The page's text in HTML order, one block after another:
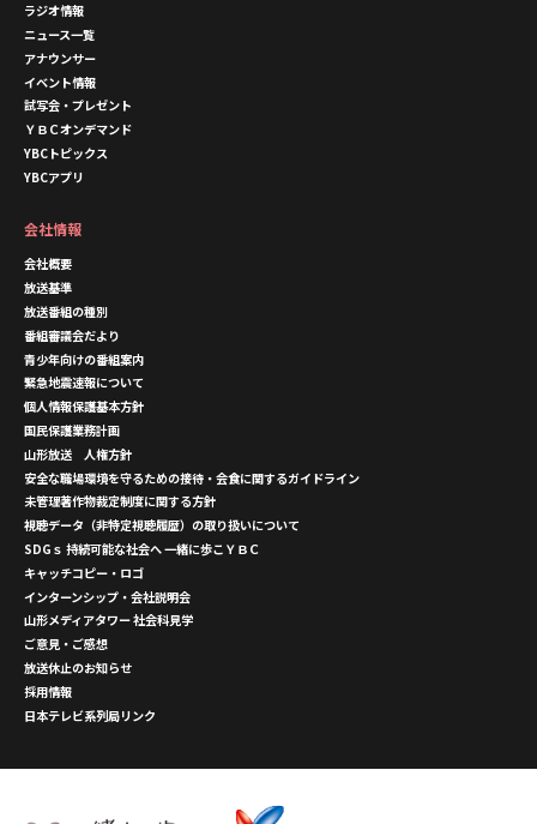
ラジオ情報
ニュース一覧
アナウンサー
イベント情報
試写会・プレゼント
ＹＢＣオンデマンド
YBCトピックス
YBCアプリ
会社情報
会社概要
放送基準
放送番組の種別
番組審議会だより
青少年向けの番組案内
緊急地震速報について
個人情報保護基本方針
国民保護業務計画
山形放送 人権方針
安全な職場環境を守るための接待・会食に関するガイドライン
未管理著作物裁定制度に関する方針
視聴データ（非特定視聴履歴）の取り扱いについて
SDGｓ 持続可能な社会へ 一緒に歩こＹＢＣ
キャッチコピー・ロゴ
インターンシップ・会社説明会
山形メディアタワー 社会科見学
ご意見・ご感想
放送休止のお知らせ
採用情報
日本テレビ系列局リンク